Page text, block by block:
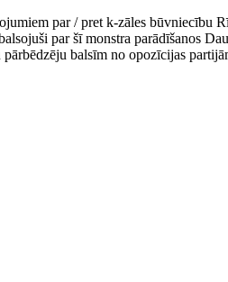
par / pret k-zāles būvniecību
par šī monstra parādīšanos
pārbēdzēju balsīm no opozīcijas